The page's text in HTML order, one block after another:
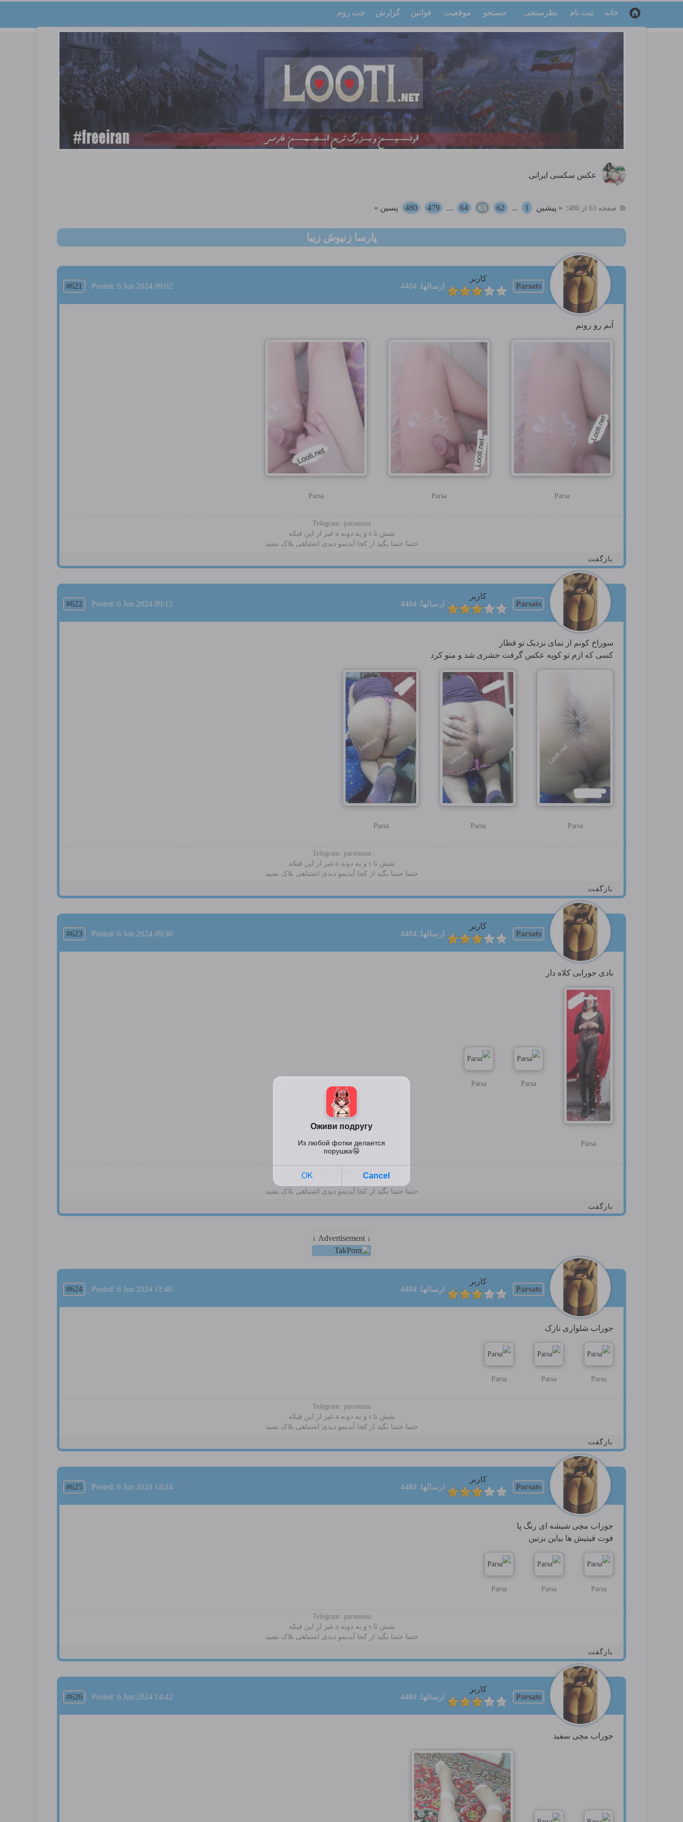
خانه ثبت نام نظرسنجی جستجو موقعیت قوانین گزارش چت روم
عکس سکسی ایرانی
صفحه 63 از 480 : « پیشین 1
...
62
63
64
...
479
480 پسین »
پارسا زنپوش زیبا
Parsats
کاربر
ارسالها: 4484
#621 Posted: 6 Jun 2024 09:02
آبم رو رونم
Parsa
Parsa
Parsa
Telegram: parssssssa
شش تا s و یه دونه a غیر از این فیکه
حتما حتما بگید از کجا آیدیمو دیدی اشتباهی بلاک نشید
بازگفت
Parsats
کاربر
ارسالها: 4484
#622 Posted: 6 Jun 2024 09:15
سوراخ کونم از نمای نزدیک تو قطار
کسی که ازم تو کوپه عکس گرفت حشری شد و منو کرد
Parsa
Parsa
Parsa
Telegram: parssssssa
شش تا s و یه دونه a غیر از این فیکه
حتما حتما بگید از کجا آیدیمو دیدی اشتباهی بلاک نشید
بازگفت
Parsats
کاربر
ارسالها: 4484
#623 Posted: 6 Jun 2024 09:30
بادی جورابی کلاه دار
Parsa
Parsa
Parsa
Telegram: parssssssa
حتما حتما بگید از کجا آیدیمو دیدی اشتباهی بلاک نشید
بازگفت
↓ Advertisement ↓
Parsats
کاربر
ارسالها: 4484
#624 Posted: 6 Jun 2024 11:40
جوراب شلواری نازک
Parsa
Parsa
Parsa
Telegram: parssssssa
شش تا s و یه دونه a غیر از این فیکه
حتما حتما بگید از کجا آیدیمو دیدی اشتباهی بلاک نشید
بازگفت
Parsats
کاربر
ارسالها: 4484
#625 Posted: 6 Jun 2024 14:24
جوراب مچی شیشه ای رنگ پا
فوت فیتیش ها بیاین بزنین
Parsa
Parsa
Parsa
Telegram: parssssssa
شش تا s و یه دونه a غیر از این فیکه
حتما حتما بگید از کجا آیدیمو دیدی اشتباهی بلاک نشید
بازگفت
Parsats
کاربر
ارسالها: 4484
#626 Posted: 6 Jun 2024 14:42
جوراب مچی سفید